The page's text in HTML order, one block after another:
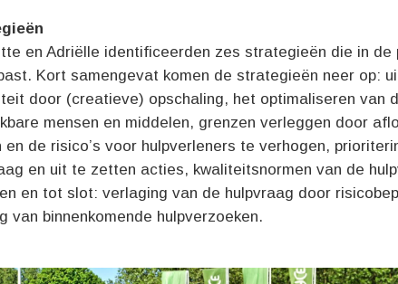
en Adriëlle identificeerden zes strategieën die in de
Kort samengevat komen de strategieën neer op:
door (creatieve) opschaling, het optimaliseren van
mensen en middelen, grenzen verleggen door
en de risico’s voor hulpverleners te verhogen,
en uit te zetten acties, kwaliteitsnormen van de
en tot slot: verlaging van de hulpvraag door
van binnenkomende hulpverzoeken.